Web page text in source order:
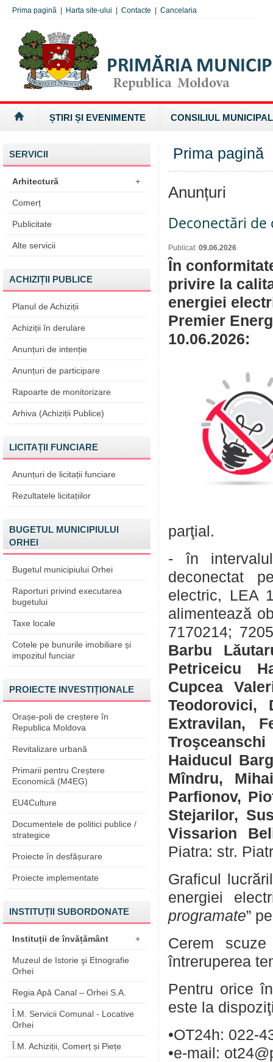
Prima pagină Harta site-ului Contacte Cancelaria
ȘTIRI ȘI EVENIMENTE CONSILIUL MUNICIPAL
SERVICII
Arhitectură +
Comerț
Publicitate
Alte servicii
ACHIZIȚII PUBLICE
Planul de Achiziții
Achiziții în derulare
Anunțuri de intenție
Anunțuri de participare
Rapoarte de monitorizare
Arhiva (Achiziții Publice)
LICITAȚII FUNCIARE
Anunțuri de licitații funciare
Rezultatele licitațiilor
BUGETUL MUNICIPIULUI
ORHEI
Bugetul municipiului Orhei
Raporturi privind executarea
bugetului
Taxe locale
Cotele pe bunurile imobiliare și
impozitul funciar
PROIECTE INVESTIȚIONALE
Orașe-poli de creștere în
Republica Moldova
Revitalizare urbană
Primarii pentru Creștere
Economică (M4EG)
EU4Culture
Documentele de politici publice /
strategice
Proiecte în desfășurare
Proiecte implementate
INSTITUȚII SUBORDONATE
Instituții de învățământ +
Muzeul de Istorie şi Etnografie
Orhei
Regia Apă Canal – Orhei S.A.
Î.M. Servicii Comunal - Locative
Orhei
Î.M. Achiziții, Comerț și Piețe
Prima pagină
Anunțuri
Deconectări
Publicat: 09.06.2026
În
privire la
energiei
Premier
10.06.2026:
parţial.
- în
deconectat
electric, LEA
alimentează
7170214;
Barbu
Petriceicu
Cupcea
Teodorovici,
Extravilan,
Haiducul
Mîndru,
Parfionov,
Stejarilor,
Vissarion
Piatra: str.
Graficul
energiei
programate”
Cerem
întreruperea
Pentru orice
este la
•OT24h: 022-
•e-mail: